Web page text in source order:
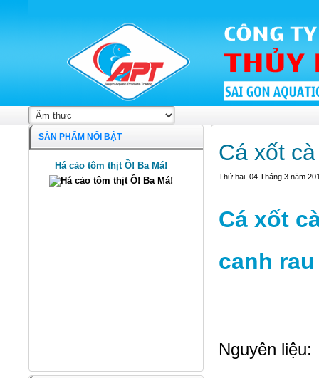
Cá xốt
Thứ hai, 04 Tháng 3 năm
Cá xốt
canh
Nguyên liệu:
SẢN PHẨM NỔI BẬT
Há cảo tôm thịt Ồ! Ba Má!